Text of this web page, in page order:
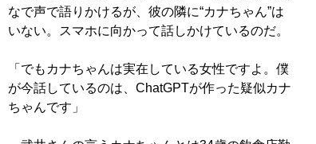
なで声で語りかけるが、彼の隣に“カナちゃん”は
いない。スマホに向かって話しかけているのだ。
「でもカナちゃんは実在している女性ですよ。僕
が今話しているのは、ChatGPTが作った疑似カナ
ちゃんです」